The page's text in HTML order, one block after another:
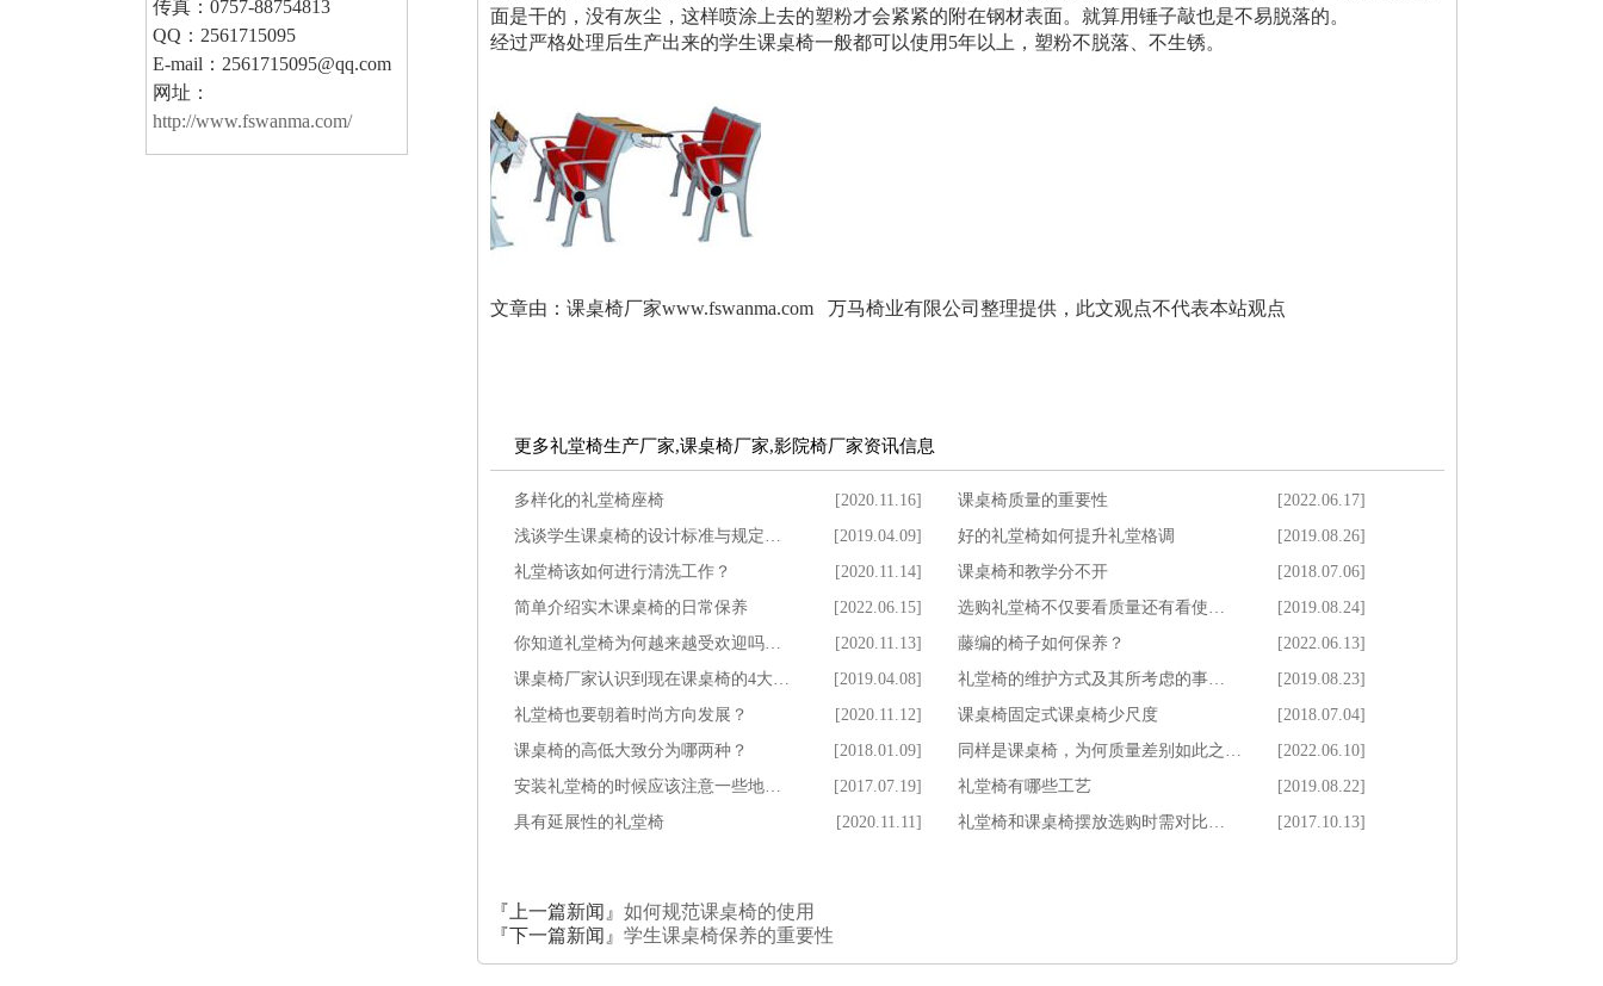
传真：0757-88754813
QQ：2561715095
E-mail：2561715095@qq.com
网址：
http://www.fswanma.com/
面是干的，没有灰尘，这样喷涂上去的塑粉才会紧紧的附在钢材表面。就算用锤子敲也是不易脱落的。
经过严格处理后生产出来的学生课桌椅一般都可以使用5年以上，塑粉不脱落、不生锈。
文章由：课桌椅厂家www.fswanma.com 万马椅业有限公司整理提供，此文观点不代表本站观点
更多礼堂椅生产厂家,课桌椅厂家,影院椅厂家资讯信息
[2020.11.16]
多样化的礼堂椅座椅 [2022.06.17]
课桌椅质量的重要性
[2019.04.09]
浅谈学生课桌椅的设计标准与规定… [2019.08.26]
好的礼堂椅如何提升礼堂格调
[2020.11.14]
礼堂椅该如何进行清洗工作？ [2018.07.06]
课桌椅和教学分不开
[2022.06.15]
简单介绍实木课桌椅的日常保养 [2019.08.24]
选购礼堂椅不仅要看质量还有看使…
[2020.11.13]
你知道礼堂椅为何越来越受欢迎吗… [2022.06.13]
藤编的椅子如何保养？
[2019.04.08]
课桌椅厂家认识到现在课桌椅的4大… [2019.08.23]
礼堂椅的维护方式及其所考虑的事…
[2020.11.12]
礼堂椅也要朝着时尚方向发展？ [2018.07.04]
课桌椅固定式课桌椅少尺度
[2018.01.09]
课桌椅的高低大致分为哪两种？ [2022.06.10]
同样是课桌椅，为何质量差别如此之…
[2017.07.19]
安装礼堂椅的时候应该注意一些地… [2019.08.22]
礼堂椅有哪些工艺
[2020.11.11]
具有延展性的礼堂椅 [2017.10.13]
礼堂椅和课桌椅摆放选购时需对比…
『上一篇新闻』 如何规范课桌椅的使用
『下一篇新闻』 学生课桌椅保养的重要性